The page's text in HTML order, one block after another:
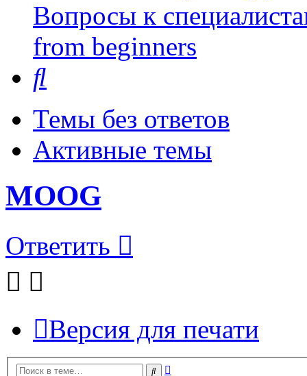
Вопросы к
from beginners
Темы без ответов
Активные темы
MOOG
Ответить
Версия для печати
Поиск